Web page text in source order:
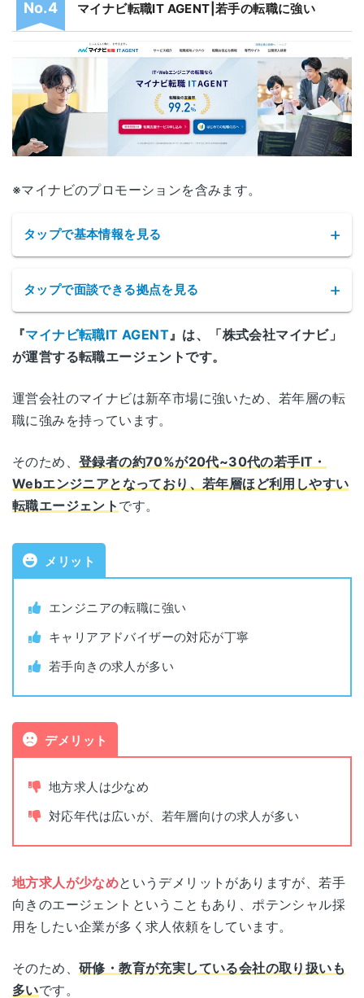
マイナビ転職IT AGENT|若手の転職に強い
※マイナビのプロモーションを含みます。
タップで基本情報を見る
公式サイト
運営会社 株式会社マイナビ
職業紹介事業許可番号
対象年代
対象者 IT・Web業界
公開求人数 非公開
非公開求人数
書類添削
面接指導 あり
面談可能時間
土曜(10:00~18:00)
電話面談 可能
タップで面談できる拠点を見る
面談できる拠点
北海道
北海道札幌市中央区北二条西3-1-20
札幌フコク生命越山ビル 9F
宮城
宮城県仙台市青葉区中央1-6-35
愛知県名古屋市中村区名駅4-7-1
ミッドランドスクエア 9F
大阪府大阪市北区大深町4-20
グランフロント大阪タワーA 30F
福岡
『マイナビ転職IT AGENT』は、「株式会社マイナビ」
が運営する転職エージェントです。
運営会社のマイナビは新卒市場に強いため、若年層の転
職に強みを持っています。
そのため、 登録者の約70%が20代~30代の若手IT・
Webエンジニアとなっており、若年層ほど利用しやすい
転職エージェント です。
メリット
エンジニアの転職に強い
キャリアアドバイザーの対応が丁寧
若手向きの求人が多い
デメリット
地方求人は少なめ
対応年代は広いが、若年層向けの求人が多い
地方求人が少なめというデメリットがありますが、若手
向きのエージェントということもあり、ポテンシャル採
用をしたい企業が多く求人依頼をしています。
そのため、 研修・教育が充実している会社の取り扱いも
多いです。